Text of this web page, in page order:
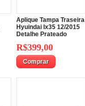
Aplique Tampa Traseira
Hyuindai Ix35 12/2015
Detalhe Prateado
R$399,00
Comprar